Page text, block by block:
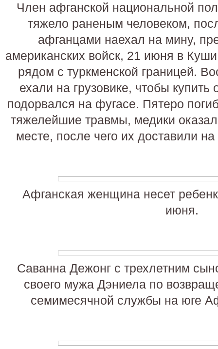
Член афганской национальной
тяжело раненым человеком,
афганцами наехал на мину,
американских войск, 21 июня в
рядом с туркменской границей.
ехали на грузовике, чтобы купить
подорвался на фугасе. Пятеро
тяжелейшие травмы, медики
месте, после чего их доставили на
Афганская женщина несет
июня.
Саванна Дежонг с трехлетним
своего мужа Дэниела по
семимесячной службы на юге